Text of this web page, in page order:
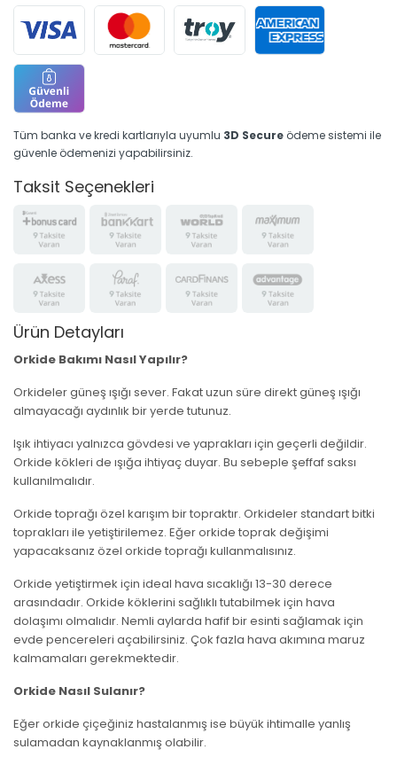
Tüm banka ve kredi kartlarıyla uyumlu 3D Secure ödeme sistemi ile
güvenle ödemenizi yapabilirsiniz.
Taksit Seçenekleri
Ürün Detayları
Orkide Bakımı Nasıl Yapılır?
Orkideler güneş ışığı sever. Fakat uzun süre direkt güneş ışığı
almayacağı aydınlık bir yerde tutunuz.
Işık ihtiyacı yalnızca gövdesi ve yaprakları için geçerli değildir.
Orkide kökleri de ışığa ihtiyaç duyar. Bu sebeple şeffaf saksı
kullanılmalıdır.
Orkide toprağı özel karışım bir topraktır. Orkideler standart bitki
toprakları ile yetiştirilemez. Eğer orkide toprak değişimi
yapacaksanız özel orkide toprağı kullanmalısınız.
Orkide yetiştirmek için ideal hava sıcaklığı 13-30 derece
arasındadır. Orkide köklerini sağlıklı tutabilmek için hava
dolaşımı olmalıdır. Nemli aylarda hafif bir esinti sağlamak için
evde pencereleri açabilirsiniz. Çok fazla hava akımına maruz
kalmamaları gerekmektedir.
Orkide Nasıl Sulanır?
Eğer orkide çiçeğiniz hastalanmış ise büyük ihtimalle yanlış
sulamadan kaynaklanmış olabilir.